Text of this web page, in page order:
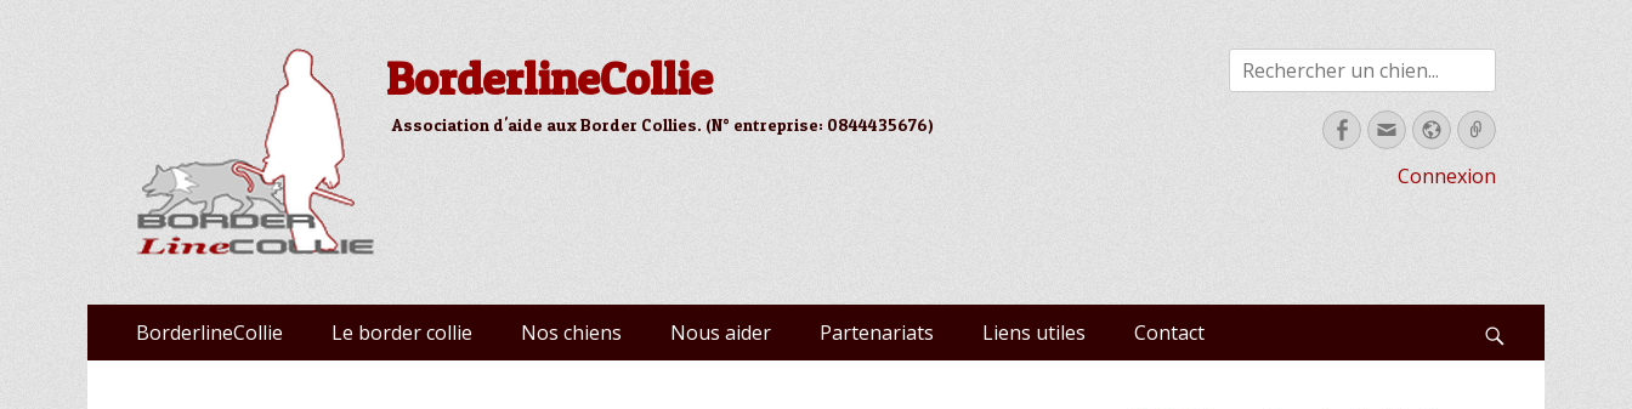
BorderlineCollie
Association d'aide aux Border Collies. (N° entreprise: 0844435676)
Rechercher
Facebook
EmailSite
web
Link
Connexion
Premier menu
BorderlineCollie Le border collie Nos chiens Nous aider Partenariats Liens utiles Contact